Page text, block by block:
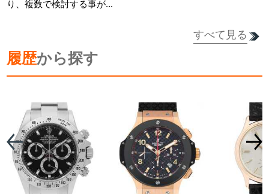
り、複数で検討する事が...
詳細を見る
すべて見る
履歴から探す